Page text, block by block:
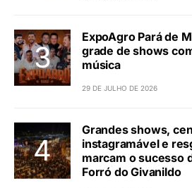
ExpoAgro Pará de
grade de shows
música
29 DE JULHO DE 2026
Grandes shows,
instagramável e
marcam o sucesso
Forró do Givanildo